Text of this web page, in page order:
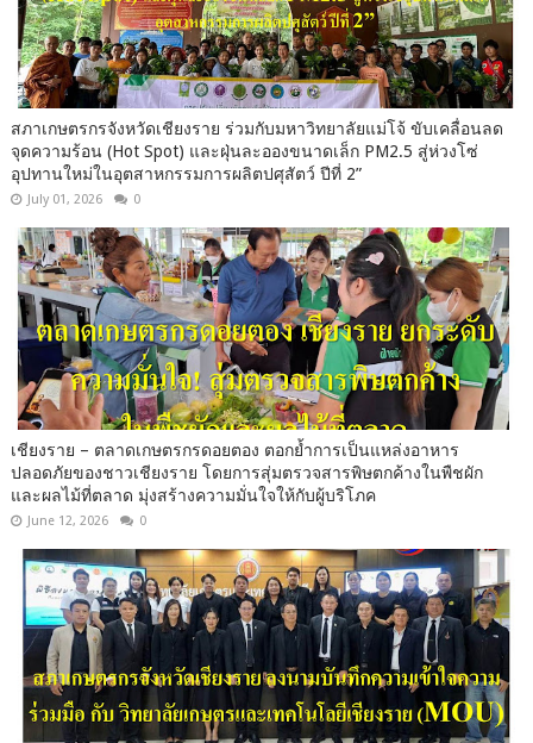
สภาเกษตรกรจังหวัดเชียงราย ร่วมกับมหาวิทยาลัยแม่โจ้ ขับเคลื่อนลด
จุดความร้อน (Hot Spot) และฝุ่นละอองขนาดเล็ก PM2.5 สู่ห่วงโซ่
อุปทานใหม่ในอุตสาหกรรมการผลิตปศุสัตว์ ปีที่ 2”
July 01, 2026 0
เชียงราย – ตลาดเกษตรกรดอยตอง ตอกย้ำการเป็นแหล่งอาหาร
ปลอดภัยของชาวเชียงราย โดยการสุ่มตรวจสารพิษตกค้างในพืชผัก
และผลไม้ที่ตลาด มุ่งสร้างความมั่นใจให้กับผู้บริโภค
June 12, 2026 0